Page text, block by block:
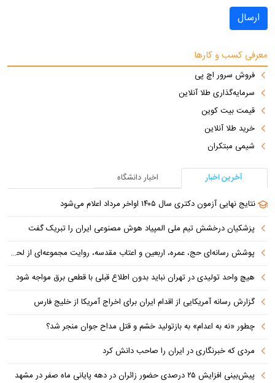
ارسال
معرفی کسب و کارها
فروش سرور اچ پی
سرمایه‌گذاری طلا آنلاین
قیمت بیت کوین
خرید طلا آنلاین
شیمی مبتکران
آخرین اخبار
اخبار دانشگاه
نتایج نهایی آزمون دکتری سال ۱۴۰۵ اواخر مرداد اعلام می‌شود
پزشکیان درخشش تیم ملی المپیاد هوش مصنوعی ایران را تبریک گفت
پوشش رسانه‌ای حج، عمره، اربعین و اعتاب مقدسه، روایت مجموعه‌ای از لحظه‌هاست
هیچ واحد تولیدی در تهران نباید بدون اطلاع قبلی با قطعی برق مواجه شود
گزارش رسانه آمریکایی از اقدام ایران برای اخراج آمریکا از خلیج فارس
چطور «نه به اعدام» به بازتولید خشم و قتل مداح جوان منجر شد؟
مردی که خبرنگاری در ایران را صاحب دانش کرد
پیش‌بینی افزایش ۲۵ درصدی حضور زائران در دهه پایانی ماه صفر در مشهد